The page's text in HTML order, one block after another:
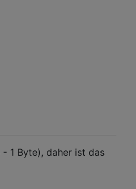
1 Byte), daher ist das